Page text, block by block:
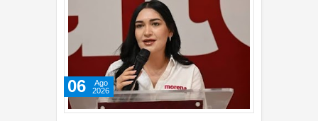
06
Ago
2026